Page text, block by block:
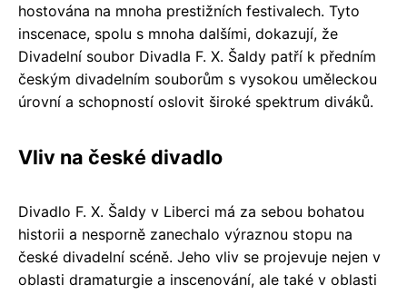
hostována na mnoha prestižních festivalech. Tyto
inscenace, spolu s mnoha dalšími, dokazují, že
Divadelní soubor Divadla F. X. Šaldy patří k předním
českým divadelním souborům s vysokou uměleckou
úrovní a schopností oslovit široké spektrum diváků.
Vliv na české divadlo
Divadlo F. X. Šaldy v Liberci má za sebou bohatou
historii a nesporně zanechalo výraznou stopu na
české divadelní scéně. Jeho vliv se projevuje nejen v
oblasti dramaturgie a inscenování, ale také v oblasti